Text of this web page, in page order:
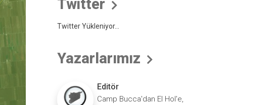
Twitter
Twitter Yükleniyor...
Yazarlarımız
Editör
Camp Bucca'dan El Hol'e,